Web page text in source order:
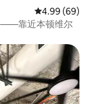
平均评分 4.99
4.99 (69)
靠近本顿维尔